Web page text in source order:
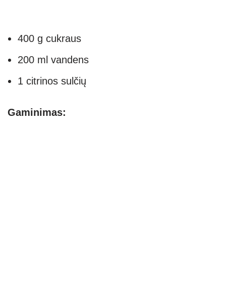
400 g cukraus
200 ml vandens
1 citrinos sulčių
Gaminimas: